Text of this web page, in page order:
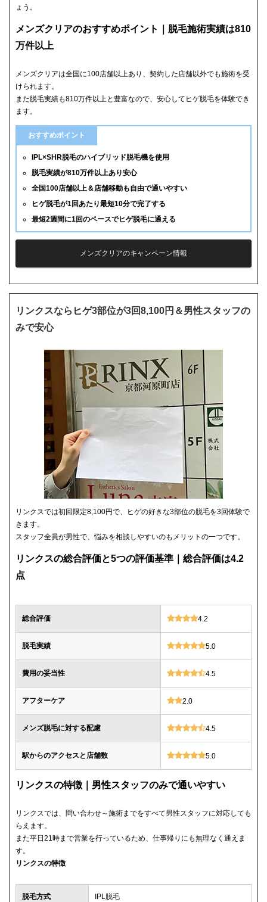
ょう。
メンズクリアのおすすめポイント｜脱毛施術実績は810
万件以上
メンズクリアは全国に100店舗以上あり、契約した店舗以外でも施術を受
けられます。
また脱毛実績も810万件以上と豊富なので、安心してヒゲ脱毛を体験でき
ます。
おすすめポイント
IPL×SHR脱毛のハイブリッド脱毛機を使用
脱毛実績が810万件以上あり安心
全国100店舗以上＆店舗移動も自由で通いやすい
ヒゲ脱毛が1回あたり最短10分で完了する
最短2週間に1回のペースでヒゲ脱毛に通える
メンズクリアのキャンペーン情報
リンクスならヒゲ3部位が3回8,100円＆男性スタッフの
みで安心
リンクスでは初回限定8,100円で、ヒゲの好きな3部位の脱毛を3回体験で
きます。
スタッフ全員が男性で、悩みを相談しやすいのもメリットの一つです。
リンクスの総合評価と5つの評価基準｜総合評価は4.2
点
総合評価 4.2
脱毛実績 5.0
費用の妥当性 4.5
アフターケア 2.0
メンズ脱毛に対する配慮 4.5
駅からのアクセスと店舗数 5.0
リンクスの特徴｜男性スタッフのみで通いやすい
リンクスでは、問い合わせ～施術までをすべて男性スタッフに対応しても
らえます。
また平日21時まで営業を行っているため、仕事帰りにも無理なく通えま
す。
リンクスの特徴
脱毛方式 IPL脱毛